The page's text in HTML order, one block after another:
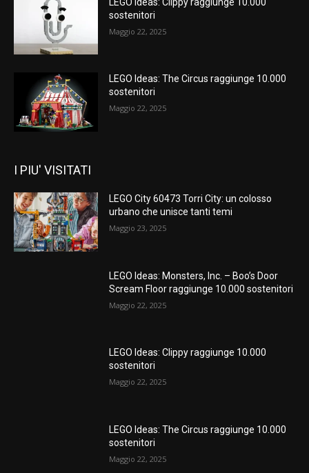
sostenitori
Maggio 22, 2025
LEGO Ideas: The Circus raggiunge 10.000
sostenitori
Maggio 22, 2025
I PIU' VISITATI
LEGO City 60473 Torri City: un colosso
urbano che unisce tanti temi
Maggio 23, 2025
LEGO Ideas: Monsters, Inc. – Boo’s Door
Scream Floor raggiunge 10.000 sostenitori
Maggio 22, 2025
LEGO Ideas: Clippy raggiunge 10.000
sostenitori
Maggio 22, 2025
LEGO Ideas: The Circus raggiunge 10.000
sostenitori
Maggio 22, 2025